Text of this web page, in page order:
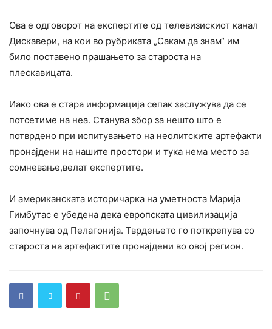
Ова е одговорот на експертите од телевизискиот канал
Дискавери, на кои во рубриката „Сакам да знам“ им
било поставено прашањето за староста на
плескавицата.
Иако ова е стара информација сепак заслужува да се
потсетиме на неа. Станува збор за нешто што е
потврдено при испитувањето на неолитските артефакти
пронајдени на нашите простори и тука нема место за
сомневање,велат експертите.
И американската историчарка на уметноста Марија
Гимбутас е убедена дека европската цивилизација
започнува од Пелагонија. Тврдењето го поткрепува со
староста на артефактите пронајдени во овој регион.